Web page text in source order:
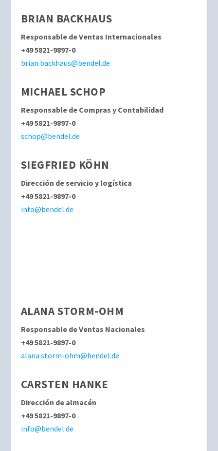
BRIAN BACKHAUS
Responsable de Ventas Internacionales
+49 5821-9897-0
brian.backhaus@bendel.de
MICHAEL SCHOP
Responsable de Compras y Contabilidad
+49 5821-9897-0
schop@bendel.de
SIEGFRIED KÖHN
Dirección de servicio y logística
+49 5821-9897-0
info@bendel.de
ALANA STORM-OHM
Responsable de Ventas Nacionales
+49 5821-9897-0
alana.storm-ohm@bendel.de
CARSTEN HANKE
Dirección de almacén
+49 5821-9897-0
info@bendel.de